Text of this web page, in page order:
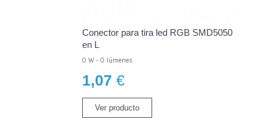
Conector para tira led RGB SMD5050
en L
0 W - 0 lúmenes
1,07 €
Ver producto